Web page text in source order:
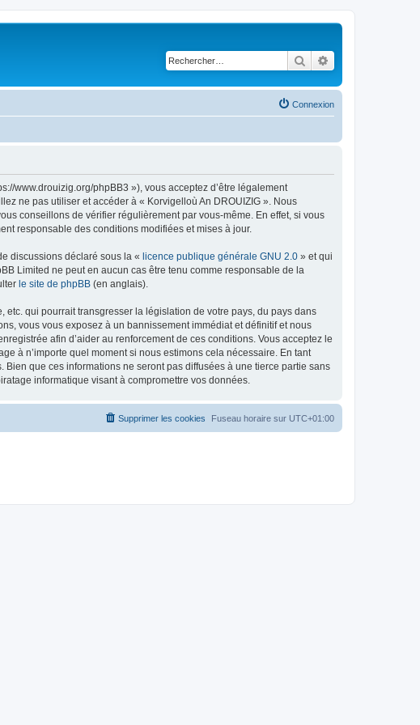
Rechercher
Connexion
www.drouizig.org/phpBB3 »), vous acceptez d’être légalement
ne pas utiliser et accéder à « Korvigelloù An DROUIZIG ». Nous
conseillons de vérifier régulièrement par vous-même. En effet, si vous
responsable des conditions modifiées et mises à jour.
discussions déclaré sous la « licence publique générale GNU 2.0 » et qui
Limited ne peut en aucun cas être tenu comme responsable de la
le site de phpBB (en anglais).
qui pourrait transgresser la législation de votre pays, du pays dans
vous vous exposez à un bannissement immédiat et définitif et nous
afin d’aider au renforcement de ces conditions. Vous acceptez le
à n’importe quel moment si nous estimons cela nécessaire. En tant
que ces informations ne seront pas diffusées à une tierce partie sans
informatique visant à compromettre vos données.
Fuseau horaire sur UTC+01:00
Supprimer les cookies